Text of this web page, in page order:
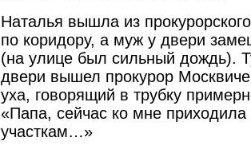
Наталья вышла из
по коридору, а муж у двери
(на улице был сильный дождь).
двери вышел прокурор
уха, говорящий в трубку
«Папа, сейчас ко мне
участкам…»